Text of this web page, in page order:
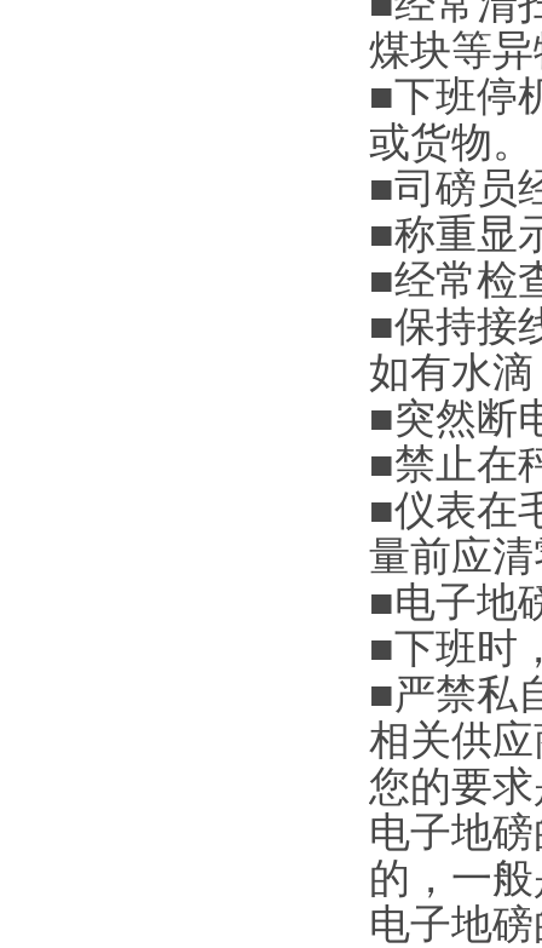
煤块等
■下班停
或货物。
■司磅员
■称重显
■经常检
■保持接
如有水
■突然断
■禁止在
■仪表在
量前应
■电子地
■下班时
■严禁私
相关供
您的要
电子地
的，一
电子地